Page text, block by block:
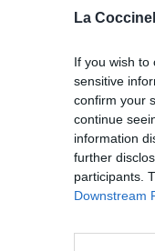
La
If you wish to
sensitive
confirm your
continue
information
further
participants.
Downstream